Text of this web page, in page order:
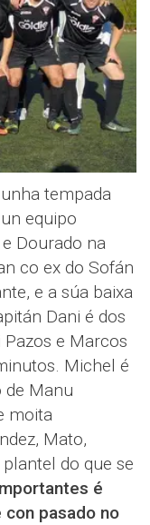
tempada
equipo
Dourado na
co ex do Sofán
e a súa baixa
Dani é dos
e Marcos
Michel é
de Manu
moita
Mato,
do que se
é
con pasado no